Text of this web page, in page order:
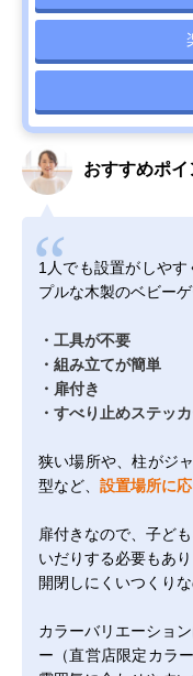
おすすめポイ
1人でも設置がしや
プルな木製のベビー
・工具が不要
・組み立てが簡単
・扉付き
・すべり止めステッ
狭い場所や、柱がジ
型など、 設置場所に
扉付きなので、子ど
いだりする必要もあ
開閉しにくいつくり
カラーバリエーショ
ー（直営店限定カラ